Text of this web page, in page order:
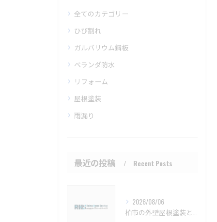
全てのカテゴリー
ひび割れ
ガルバリウム鋼板
ベランダ防水
リフォーム
屋根塗装
雨漏り
最近の投稿 Recent Posts
2026/08/06